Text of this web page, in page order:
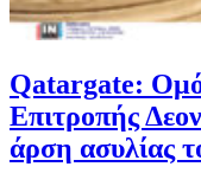
Qatargate:
Επιτροπής
άρση ασυλίας